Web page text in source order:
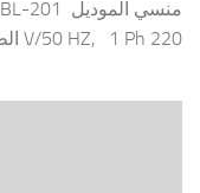
220 V/50 HZ, 1 Ph الطاقة 600 وات قطر عنق...